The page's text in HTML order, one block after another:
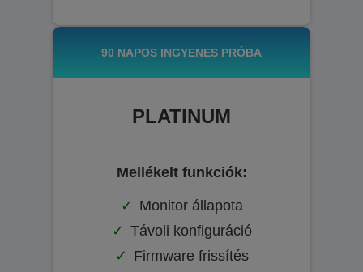
90 NAPOS INGYENES PRÓBA
PLATINUM
Mellékelt funkciók:
Monitor állapota
Távoli konfiguráció
Firmware frissítés